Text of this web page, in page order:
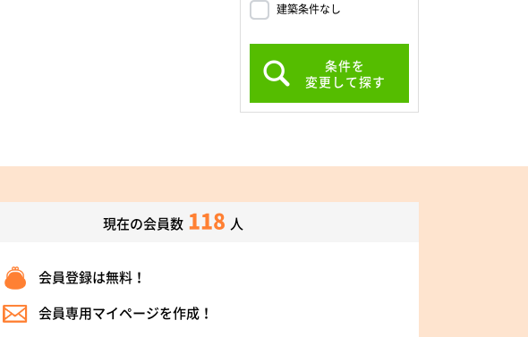
建築条件なし
条件を
変更して探す
現在の会員数 118 人
会員登録は無料！
会員専用マイページを作成！